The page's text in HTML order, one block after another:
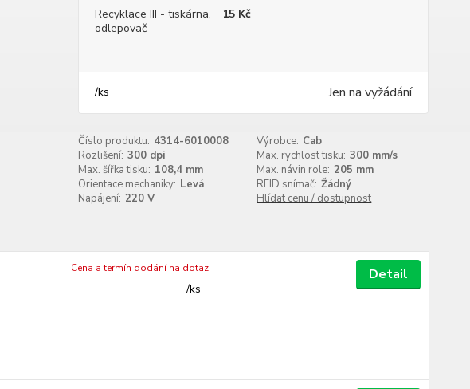
Recyklace III - tiskárna,
odlepovač
15 Kč
/ks Jen na vyžádání
Číslo produktu: 4314-6010008 Výrobce: Cab
Rozlišení: 300 dpi Max. rychlost tisku: 300 mm/s
Max. šířka tisku: 108,4 mm Max. návin role: 205 mm
Orientace mechaniky: Levá RFID snímač: Žádný
Napájení: 220 V Hlídat cenu / dostupnost
/ks
Cena a termín dodání na dotaz Detail